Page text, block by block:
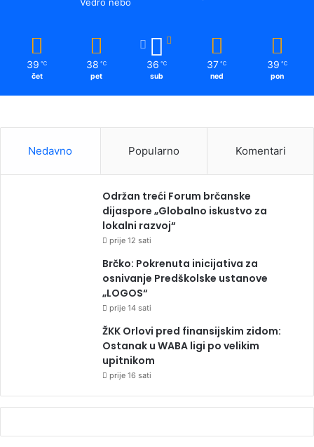
39 ℃
čet
38 ℃
pet
36 ℃
sub
37 ℃
ned
39 ℃
pon
Nedavno Popularno Komentari
Održan treći Forum brčanske
dijaspore „Globalno iskustvo za
lokalni razvoj“
prije 12 sati
Brčko: Pokrenuta inicijativa za
osnivanje Predškolske ustanove
„LOGOS“
prije 14 sati
ŽKK Orlovi pred finansijskim zidom:
Ostanak u WABA ligi po velikim
upitnikom
prije 16 sati